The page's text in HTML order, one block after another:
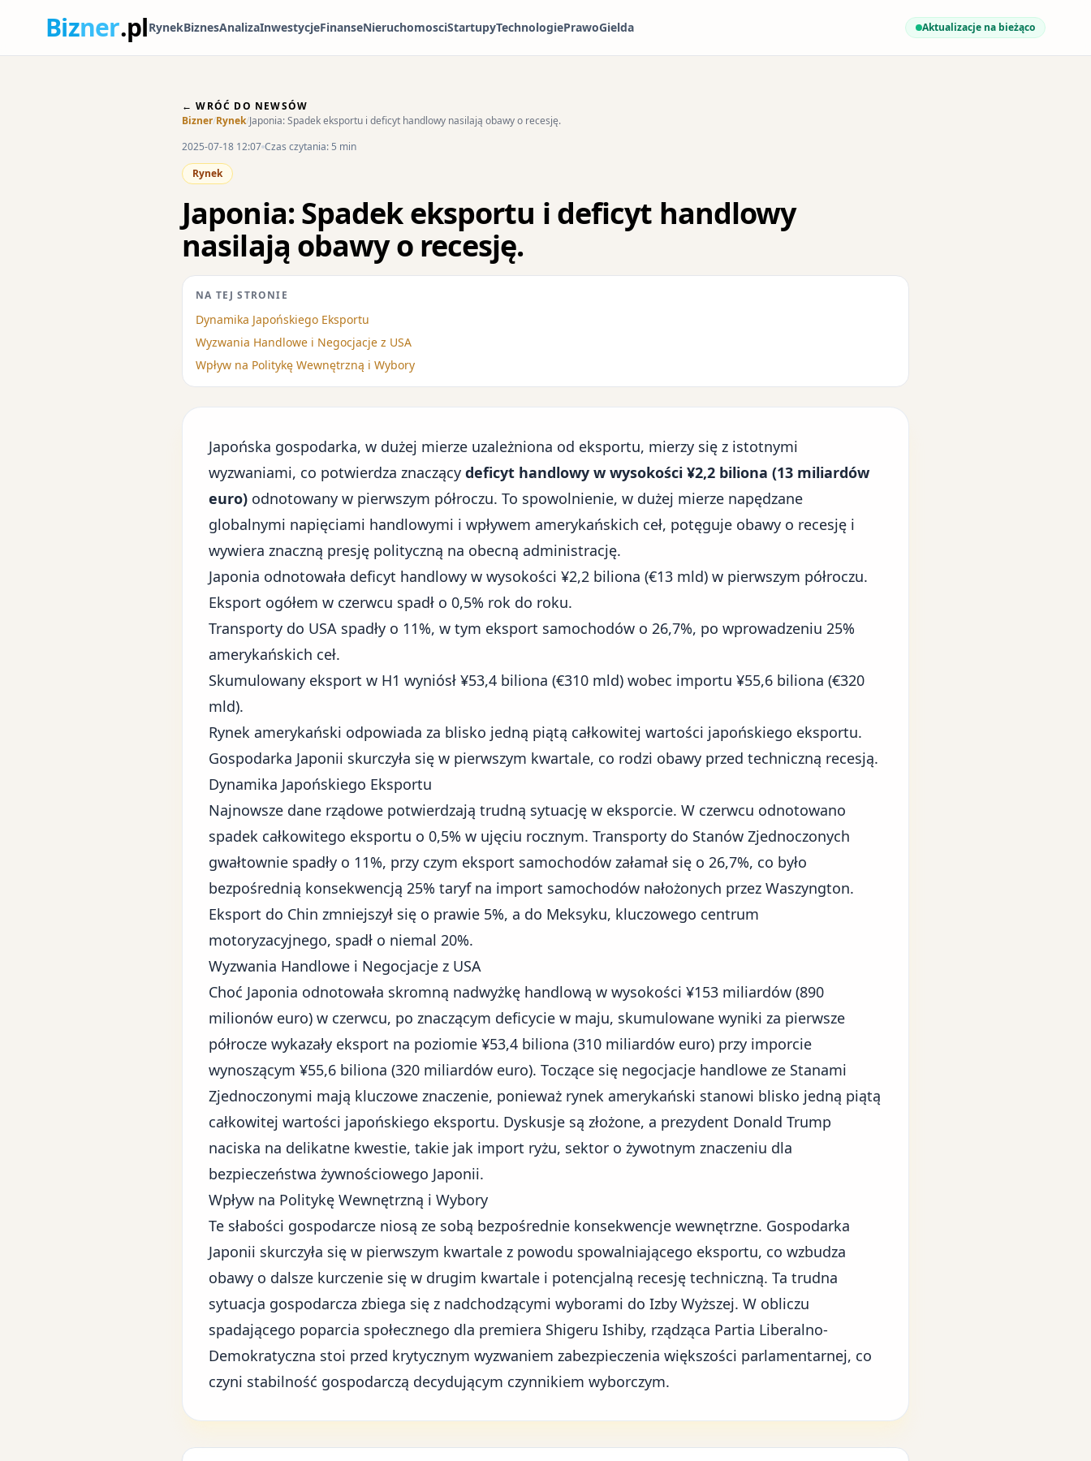
Bizner.plRynekBiznesAnalizaInwestycjeFinanseNieruchomosciStartupyTechnologiePrawoGielda Aktualizacje na bieżąco
← WRÓĆ DO NEWSÓW
Bizner/Rynek/Japonia: Spadek eksportu i deficyt handlowy nasilają obawy o recesję.
2025-07-18 12:07 Czas czytania: 5 min
Rynek
Japonia: Spadek eksportu i deficyt handlowy
nasilają obawy o recesję.
NA TEJ STRONIE
Dynamika Japońskiego Eksportu
Wyzwania Handlowe i Negocjacje z USA
Wpływ na Politykę Wewnętrzną i Wybory
Japońska gospodarka, w dużej mierze uzależniona od eksportu, mierzy się z istotnymi
wyzwaniami, co potwierdza znaczący deficyt handlowy w wysokości ¥2,2 biliona (13 miliardów
euro) odnotowany w pierwszym półroczu. To spowolnienie, w dużej mierze napędzane
globalnymi napięciami handlowymi i wpływem amerykańskich ceł, potęguje obawy o recesję i
wywiera znaczną presję polityczną na obecną administrację.
Japonia odnotowała deficyt handlowy w wysokości ¥2,2 biliona (€13 mld) w pierwszym półroczu.
Eksport ogółem w czerwcu spadł o 0,5% rok do roku.
Transporty do USA spadły o 11%, w tym eksport samochodów o 26,7%, po wprowadzeniu 25%
amerykańskich ceł.
Skumulowany eksport w H1 wyniósł ¥53,4 biliona (€310 mld) wobec importu ¥55,6 biliona (€320
mld).
Rynek amerykański odpowiada za blisko jedną piątą całkowitej wartości japońskiego eksportu.
Gospodarka Japonii skurczyła się w pierwszym kwartale, co rodzi obawy przed techniczną recesją.
Dynamika Japońskiego Eksportu
Najnowsze dane rządowe potwierdzają trudną sytuację w eksporcie. W czerwcu odnotowano
spadek całkowitego eksportu o 0,5% w ujęciu rocznym. Transporty do Stanów Zjednoczonych
gwałtownie spadły o 11%, przy czym eksport samochodów załamał się o 26,7%, co było
bezpośrednią konsekwencją 25% taryf na import samochodów nałożonych przez Waszyngton.
Eksport do Chin zmniejszył się o prawie 5%, a do Meksyku, kluczowego centrum
motoryzacyjnego, spadł o niemal 20%.
Wyzwania Handlowe i Negocjacje z USA
Choć Japonia odnotowała skromną nadwyżkę handlową w wysokości ¥153 miliardów (890
milionów euro) w czerwcu, po znaczącym deficycie w maju, skumulowane wyniki za pierwsze
półrocze wykazały eksport na poziomie ¥53,4 biliona (310 miliardów euro) przy imporcie
wynoszącym ¥55,6 biliona (320 miliardów euro). Toczące się negocjacje handlowe ze Stanami
Zjednoczonymi mają kluczowe znaczenie, ponieważ rynek amerykański stanowi blisko jedną piątą
całkowitej wartości japońskiego eksportu. Dyskusje są złożone, a prezydent Donald Trump
naciska na delikatne kwestie, takie jak import ryżu, sektor o żywotnym znaczeniu dla
bezpieczeństwa żywnościowego Japonii.
Wpływ na Politykę Wewnętrzną i Wybory
Te słabości gospodarcze niosą ze sobą bezpośrednie konsekwencje wewnętrzne. Gospodarka
Japonii skurczyła się w pierwszym kwartale z powodu spowalniającego eksportu, co wzbudza
obawy o dalsze kurczenie się w drugim kwartale i potencjalną recesję techniczną. Ta trudna
sytuacja gospodarcza zbiega się z nadchodzącymi wyborami do Izby Wyższej. W obliczu
spadającego poparcia społecznego dla premiera Shigeru Ishiby, rządząca Partia Liberalno-
Demokratyczna stoi przed krytycznym wyzwaniem zabezpieczenia większości parlamentarnej, co
czyni stabilność gospodarczą decydującym czynnikiem wyborczym.